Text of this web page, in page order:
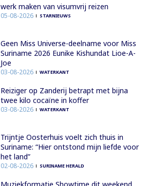
werk maken van visumvrij reizen
05-08-2026 STARNIEUWS
Geen Miss Universe-deelname voor Miss
Suriname 2026 Eunike Kishundat Lioe-A-
Joe
03-08-2026 WATERKANT
Reiziger op Zanderij betrapt met bijna
twee kilo cocaïne in koffer
03-08-2026 WATERKANT
Trijntje Oosterhuis voelt zich thuis in
Suriname: “Hier ontstond mijn liefde voor
het land”
02-08-2026 SURINAME HERALD